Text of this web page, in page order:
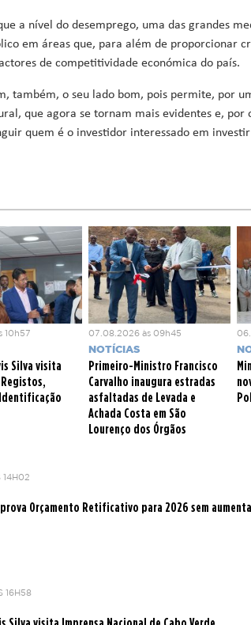
a nível do desemprego, uma das grandes
em áreas que, para além de proporcionar
de competitividade económica do país.
também, o seu lado bom, pois permite, por
que agora se tornam mais evidentes e, por
quem é o investidor interessado em
10h57
Silva visita
07.08.2026 às 09h45
NOTÍCIAS
Primeiro-Ministro Francisco
Carvalho inaugura estradas
asfaltadas de Levada e
Achada Costa em São
Lourenço dos Órgãos
14H02
Orçamento Retificativo para 2026 sem
16H58